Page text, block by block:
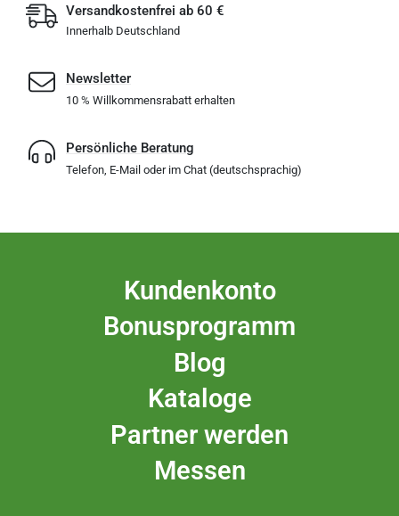
Versandkostenfrei ab 60 €
Innerhalb Deutschland
Newsletter
10 % Willkommensrabatt erhalten
Persönliche Beratung
Telefon, E-Mail oder im Chat (deutschsprachig)
Kundenkonto
Bonusprogramm
Blog
Kataloge
Partner werden
Messen